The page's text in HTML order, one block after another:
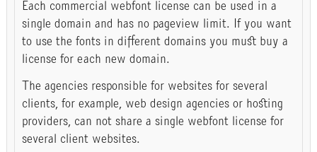
Each commercial webfont license can be used in a
single domain and has no pageview limit. If you want
to use the fonts in different domains you must buy a
license for each new domain.
The agencies responsible for websites for several
clients, for example, web design agencies or hosting
providers, can not share a single webfont license for
several client websites.